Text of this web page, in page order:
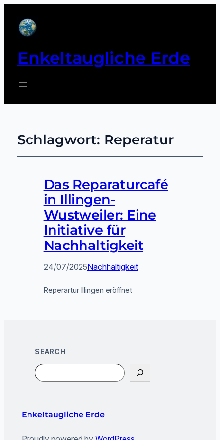
Enkeltaugliche Erde
Schlagwort: Reperatur
Das Reparaturcafé
in Illingen-
Wustweiler: Eine
Initiative für
Nachhaltigkeit
24/07/2025Nachhaltigkeit
Reperartur Illingen eröffnet
SEARCH
Search
Enkeltaugliche Erde